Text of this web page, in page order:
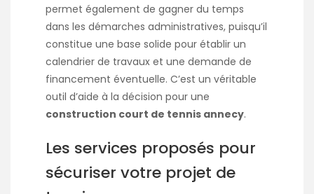
permet également de gagner du temps
dans les démarches administratives, puisqu’il
constitue une base solide pour établir un
calendrier de travaux et une demande de
financement éventuelle. C’est un véritable
outil d’aide à la décision pour une
construction court de tennis annecy.
Les services proposés pour
sécuriser votre projet de